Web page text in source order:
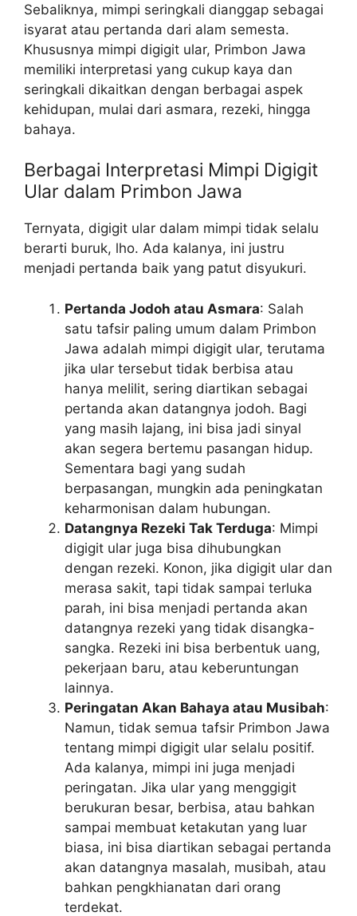
Sebaliknya, mimpi seringkali dianggap sebagai
isyarat atau pertanda dari alam semesta.
Khususnya mimpi digigit ular, Primbon Jawa
memiliki interpretasi yang cukup kaya dan
seringkali dikaitkan dengan berbagai aspek
kehidupan, mulai dari asmara, rezeki, hingga
bahaya.
Berbagai Interpretasi Mimpi Digigit
Ular dalam Primbon Jawa
Ternyata, digigit ular dalam mimpi tidak selalu
berarti buruk, lho. Ada kalanya, ini justru
menjadi pertanda baik yang patut disyukuri.
Pertanda Jodoh atau Asmara: Salah
satu tafsir paling umum dalam Primbon
Jawa adalah mimpi digigit ular, terutama
jika ular tersebut tidak berbisa atau
hanya melilit, sering diartikan sebagai
pertanda akan datangnya jodoh. Bagi
yang masih lajang, ini bisa jadi sinyal
akan segera bertemu pasangan hidup.
Sementara bagi yang sudah
berpasangan, mungkin ada peningkatan
keharmonisan dalam hubungan.
Datangnya Rezeki Tak Terduga: Mimpi
digigit ular juga bisa dihubungkan
dengan rezeki. Konon, jika digigit ular dan
merasa sakit, tapi tidak sampai terluka
parah, ini bisa menjadi pertanda akan
datangnya rezeki yang tidak disangka-
sangka. Rezeki ini bisa berbentuk uang,
pekerjaan baru, atau keberuntungan
lainnya.
Peringatan Akan Bahaya atau Musibah:
Namun, tidak semua tafsir Primbon Jawa
tentang mimpi digigit ular selalu positif.
Ada kalanya, mimpi ini juga menjadi
peringatan. Jika ular yang menggigit
berukuran besar, berbisa, atau bahkan
sampai membuat ketakutan yang luar
biasa, ini bisa diartikan sebagai pertanda
akan datangnya masalah, musibah, atau
bahkan pengkhianatan dari orang
terdekat.